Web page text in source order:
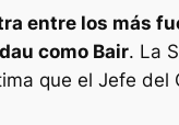
entre los más
como Bair. La
que el Jefe del